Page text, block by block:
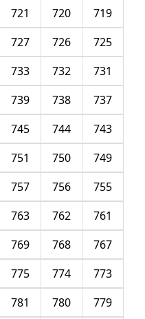
719
720
721
725
726
727
731
732
733
737
738
739
743
744
745
749
750
751
755
756
757
761
762
763
767
768
769
773
774
775
779
780
781